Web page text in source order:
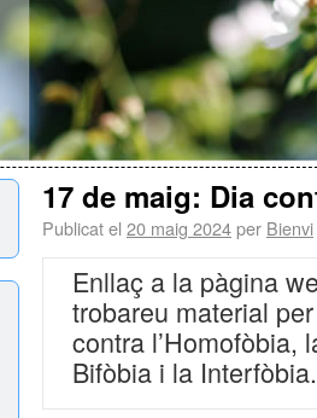
17 de maig: Dia
Publicat el 20 maig 2024per Bienvi
Enllaç a la pàgina
trobareu material
contra l’Homofòbia,
Bifòbia i la Interfòbia.